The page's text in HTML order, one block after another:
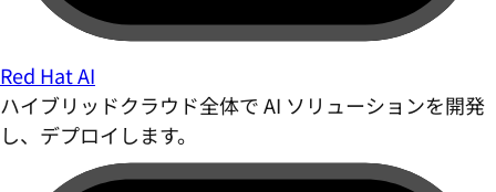
Red Hat AI
ハイブリッドクラウド全体で AI ソリューションを開発
し、デプロイします。